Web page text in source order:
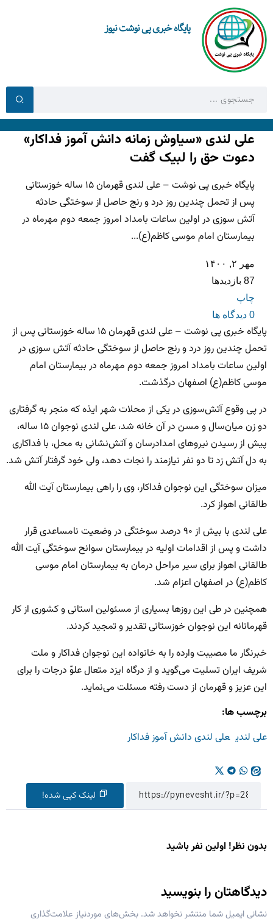
پایگاه خبری پی نوشت نیوز
علی لندی «سیاوش زمانه دانش آموز فداکار»
دعوت حق را لبیک گفت
پایگاه خبری پی نوشت – علی لندی قهرمان ۱۵ ساله خوزستانی
پس از تحمل چندین روز درد و رنج حاصل از سوختگی حادثه
آتش سوزی در اولین ساعات بامداد امروز جمعه دوم مهرماه در
بیمارستان امام موسی کاظم(ع)...
مهر ۲, ۱۴۰۰
87 بازدیدها
چاپ
0 دیدگاه ها
پایگاه خبری پی نوشت – علی لندی قهرمان ۱۵ ساله خوزستانی پس از
تحمل چندین روز درد و رنج حاصل از سوختگی حادثه آتش سوزی در
اولین ساعات بامداد امروز جمعه دوم مهرماه در بیمارستان امام
موسی کاظم(ع) اصفهان درگذشت.
در پی وقوع آتش‌سوزی در یکی از محلات شهر ایذه که منجر به گرفتاری
دو زن میان‌سال و مسن در آن خانه شد، علی لندی نوجوان ۱۵ ساله،
پیش از رسیدن نیروهای امدادرسان و آتش‌نشانی به محل، با فداکاری
به دل آتش زد تا دو نفر نیازمند را نجات دهد، ولی خود گرفتار آتش شد.
میزان سوختگی این نوجوان فداکار، وی را راهی بیمارستان آیت الله
طالقانی اهواز کرد.
علی لندی با بیش از ۹۰ درصد سوختگی در وضعیت نامساعدی قرار
داشت و پس از اقدامات اولیه در بیمارستان سوانح سوختگی آیت الله
طالقانی اهواز برای سیر مراحل درمان به بیمارستان امام موسی
کاظم(ع) در اصفهان اعزام شد.
همچنین در طی این روزها بسیاری از مسئولین استانی و کشوری از کار
قهرمانانه این نوجوان خوزستانی تقدیر و تمجید کردند.
خبرنگار ما مصیبت وارده را به خانواده این نوجوان فداکار و ملت
شریف ایران تسلیت می‌گوید و از درگاه ایزد متعال علوّ درجات را برای
این عزیز و قهرمان از دست رفته مسئلت می‌نماید.
برچسب ها:
علی لندی علی لندی دانش آموز فداکار
لینک کپی شده!
بدون نظر! اولین نفر باشید
دیدگاهتان را بنویسید
نشانی ایمیل شما منتشر نخواهد شد. بخش‌های موردنیاز علامت‌گذاری